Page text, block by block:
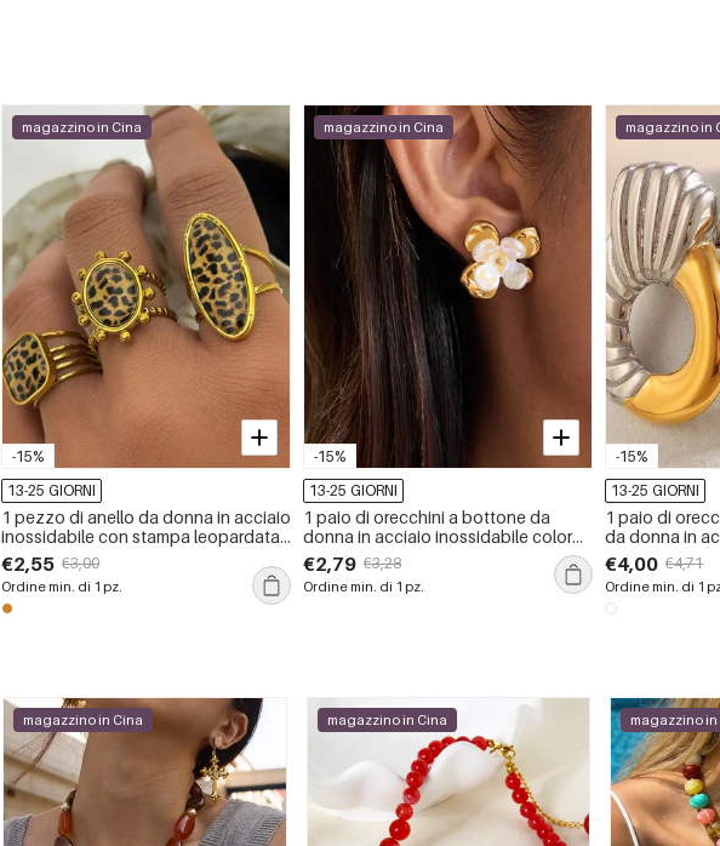
-15%
magazzino in Cina
13-25 GIORNI
1 pezzo di anello da donna in acciaio
inossidabile con stampa leopardata,
impermeabile e alla moda
€2,55 €3,00
Ordine min. di 1 pz.
-15%
magazzino in Cina
13-25 GIORNI
1 paio di orecchini a bottone da
donna in acciaio inossidabile color
oro con fiore classico e impermeabili
€2,79 €3,28
Ordine min. di 1 pz.
-15%
magazzino in
13-25 GIORNI
1 paio di
da donna in
color oro
€4,00 €4,71
Ordine min. di 1
magazzino in Cina magazzino in Cina magazzino in